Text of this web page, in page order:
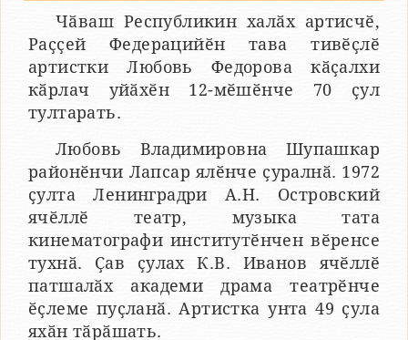
Чӑваш Республикин халӑх артисчӗ,
Раҫҫей Федерацийӗн тава тивӗҫлӗ
артистки Любовь Федорова кӑҫалхи
кӑрлач уйӑхӗн 12-мӗшӗнче 70 ҫул
тултарать.
Любовь Владимировна Шупашкар
районӗнчи Лапсар ялӗнче ҫуралнӑ. 1972
ҫулта Ленинградри А.Н. Островский
ячӗллӗ театр, музыка тата
кинематографи институтӗнчен вӗренсе
тухнӑ. Ҫав ҫулах К.В. Иванов ячӗллӗ
патшалӑх академи драма театрӗнче
ӗҫлеме пуҫланӑ. Артистка унта 49 ҫула
яхӑн тӑрӑшать.